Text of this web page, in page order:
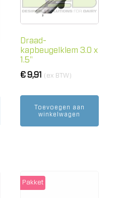
Draad-
kapbeugelklem 3.0 x
1.5"
€9,91 (ex BTW)
Toevoegen aan
winkelwagen
Pakket